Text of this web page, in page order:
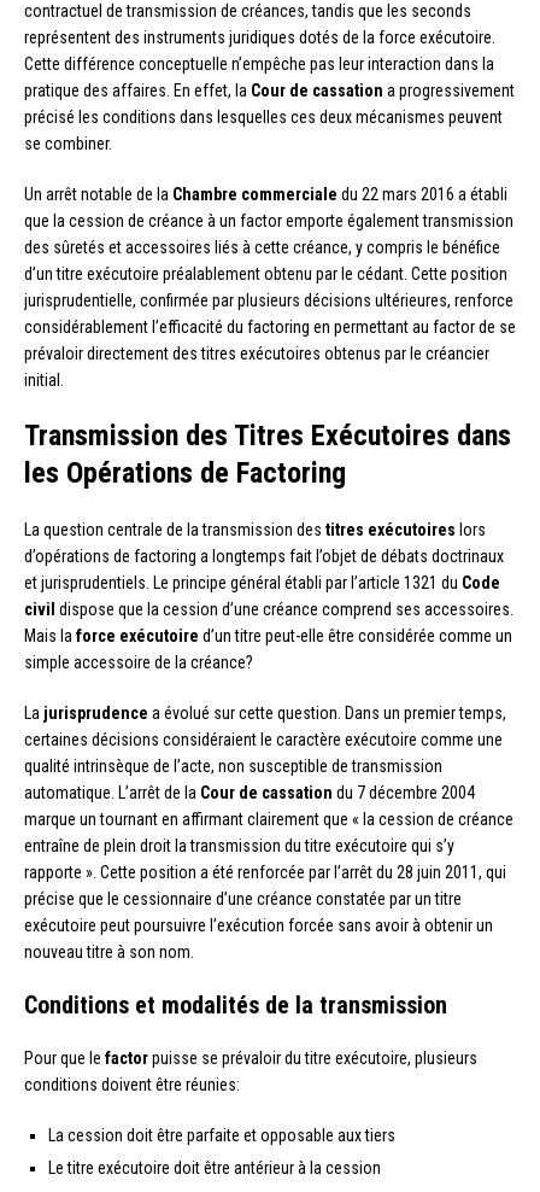
contractuel de transmission de créances, tandis que les seconds
représentent des instruments juridiques dotés de la force exécutoire.
Cette différence conceptuelle n’empêche pas leur interaction dans la
pratique des affaires. En effet, la Cour de cassation a progressivement
précisé les conditions dans lesquelles ces deux mécanismes peuvent
se combiner.
Un arrêt notable de la Chambre commerciale du 22 mars 2016 a établi
que la cession de créance à un factor emporte également transmission
des sûretés et accessoires liés à cette créance, y compris le bénéfice
d’un titre exécutoire préalablement obtenu par le cédant. Cette position
jurisprudentielle, confirmée par plusieurs décisions ultérieures, renforce
considérablement l’efficacité du factoring en permettant au factor de se
prévaloir directement des titres exécutoires obtenus par le créancier
initial.
Transmission des Titres Exécutoires dans
les Opérations de Factoring
La question centrale de la transmission des titres exécutoires lors
d’opérations de factoring a longtemps fait l’objet de débats doctrinaux
et jurisprudentiels. Le principe général établi par l’article 1321 du Code
civil dispose que la cession d’une créance comprend ses accessoires.
Mais laforce exécutoire d’un titre peut-elle être considérée comme un
simple accessoire de la créance?
La jurisprudence a évolué sur cette question. Dans un premier temps,
certaines décisions considéraient le caractère exécutoire comme une
qualité intrinsèque de l’acte, non susceptible de transmission
automatique. L’arrêt de la Cour de cassation du 7 décembre 2004
marque un tournant en affirmant clairement que « la cession de créance
entraîne de plein droit la transmission du titre exécutoire qui s’y
rapporte ». Cette position a été renforcée par l’arrêt du 28 juin 2011, qui
précise que le cessionnaire d’une créance constatée par un titre
exécutoire peut poursuivre l’exécution forcée sans avoir à obtenir un
nouveau titre à son nom.
Conditions et modalités de la transmission
Pour que le factorpuisse se prévaloir du titre exécutoire, plusieurs
conditions doivent être réunies:
La cession doit être parfaite et opposable aux tiers
Le titre exécutoire doit être antérieur à la cession